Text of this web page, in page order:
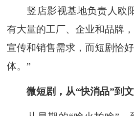
竖店影视基地负责人欧阳
有大量的工厂、企业和品牌
宣传和销售需求，而短剧恰
体。”
微短剧，从“快消品”到文